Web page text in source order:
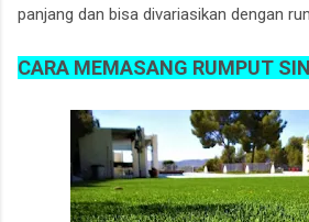
panjang dan bisa divariasikan dengan
CARA MEMASANG RUMPUT